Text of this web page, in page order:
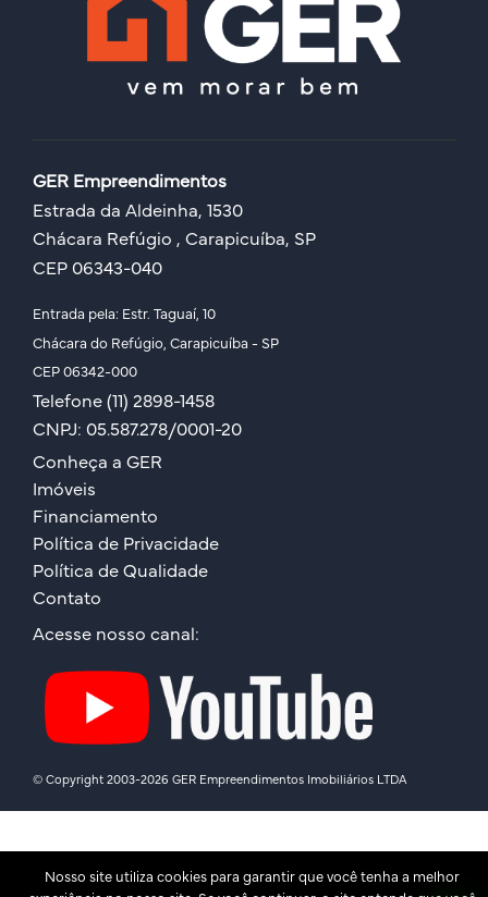
GER Empreendimentos
Estrada da Aldeinha, 1530
Chácara Refúgio , Carapicuíba, SP
CEP 06343-040
Entrada pela: Estr. Taguaí, 10
Chácara do Refúgio, Carapicuíba - SP
CEP 06342-000
Telefone (11) 2898-1458
CNPJ: 05.587.278/0001-20
Conheça a GER
Imóveis
Financiamento
Política de Privacidade
Política de Qualidade
Contato
Acesse nosso canal:
© Copyright 2003-2026 GER Empreendimentos Imobiliários LTDA
Nosso site utiliza cookies para garantir que você tenha a melhor